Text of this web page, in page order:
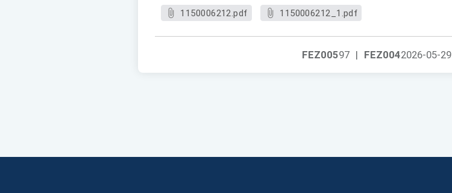
1150006212.pdf 1150006212_1.pdf
FEZ0042026-05-29
FEZ00597 |